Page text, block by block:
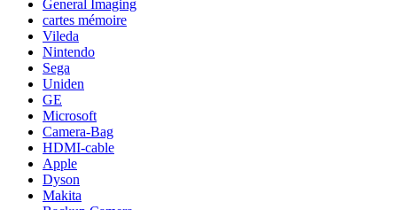
General Imaging
cartes mémoire
Vileda
Nintendo
Sega
Uniden
GE
Microsoft
Camera-Bag
HDMI-cable
Apple
Dyson
Makita